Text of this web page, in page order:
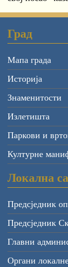
Град
Мапа града
Историја
Знаменитости
Излетишта
Паркови и
Културне
Локална
Предсједник
Предсједник
Главни
Органи